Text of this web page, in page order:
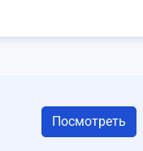
Посмотреть